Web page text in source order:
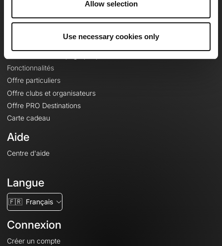
Allow selection
Use necessary cookies only
Le Mag'
Fonctionnalités
Offre particuliers
Offre clubs et organisateurs
Offre PRO Destinations
Carte cadeau
Aide
Centre d'aide
Langue
🇫🇷 Français
Connexion
Créer un compte